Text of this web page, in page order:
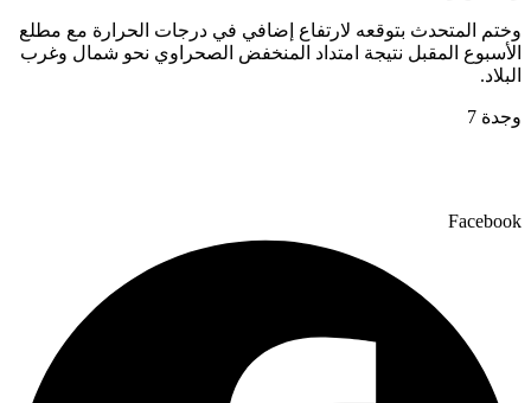
وختم المتحدث بتوقعه لارتفاع إضافي في درجات الحرارة مع مطلع
الأسبوع المقبل نتيجة امتداد المنخفض الصحراوي نحو شمال وغرب
البلاد.
وجدة 7
Facebook